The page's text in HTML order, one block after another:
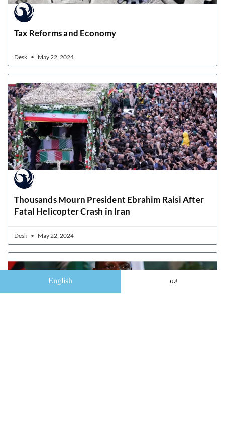
Tax Reforms and Economy
Desk May 22, 2024
Thousands Mourn President Ebrahim Raisi After
Fatal Helicopter Crash in Iran
Desk May 22, 2024
English اردو